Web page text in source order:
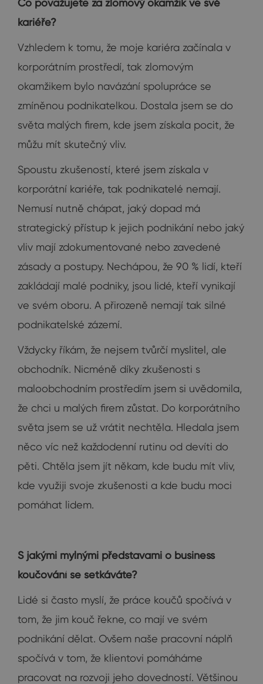
kariéře?
Vzhledem k tomu, že moje kariéra začínala v
korporátním prostředí, tak zlomovým
okamžikem bylo navázání spolupráce se
zmíněnou podnikatelkou. Dostala jsem se do
světa malých firem, kde jsem získala pocit, že
můžu mít skutečný vliv.
Spoustu zkušeností, které jsem získala v
korporátní kariéře, tak podnikatelé nemají.
Nemusí nutně chápat, jaký dopad má
strategický přístup k jejich podnikání nebo jaký
vliv mají zdokumentované nebo zavedené
zásady a postupy. Nechápou, že 90 % lidí, kteří
zakládají malé podniky, jsou lidé, kteří vynikají
ve svém oboru. A přirozeně nemají tak silné
podnikatelské zázemí.
Vždycky říkám, že nejsem tvůrčí myslitel, ale
obchodník. Nicméně díky zkušenosti s
maloobchodním prostředím jsem si uvědomila,
že chci u malých firem zůstat. Do korporátního
světa jsem se už vrátit nechtěla. Hledala jsem
něco víc než každodenní rutinu od devíti do
pěti. Chtěla jsem jít někam, kde budu mít vliv,
kde využiji svoje zkušenosti a kde budu moci
pomáhat lidem.
S jakými mylnými představami o business
koučování se setkáváte?
Lidé si často myslí, že práce koučů spočívá v
tom, že jim kouč řekne, co mají ve svém
podnikání dělat. Ovšem naše pracovní náplň
spočívá v tom, že klientovi pomáháme
pracovat na rozvoji jeho dovedností. Většinou